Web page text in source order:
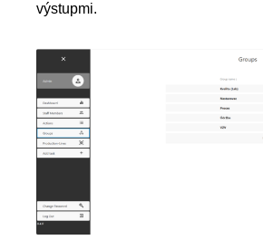
výstupmi.